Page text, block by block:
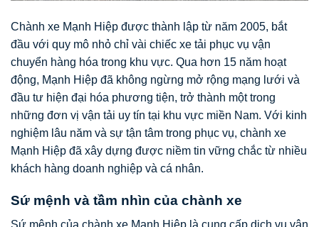
Chành xe Mạnh Hiệp được thành lập từ năm 2005, bắt
đầu với quy mô nhỏ chỉ vài chiếc xe tải phục vụ vận
chuyển hàng hóa trong khu vực. Qua hơn 15 năm hoạt
động, Mạnh Hiệp đã không ngừng mở rộng mạng lưới và
đầu tư hiện đại hóa phương tiện, trở thành một trong
những đơn vị vận tải uy tín tại khu vực miền Nam. Với kinh
nghiệm lâu năm và sự tận tâm trong phục vụ, chành xe
Mạnh Hiệp đã xây dựng được niềm tin vững chắc từ nhiều
khách hàng doanh nghiệp và cá nhân.
Sứ mệnh và tầm nhìn của chành xe